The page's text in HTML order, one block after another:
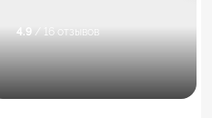
4.9 / 16 отзывов